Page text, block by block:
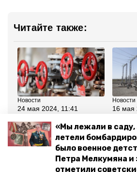
«Мы лежали в саду,
летели
было военное
Петра Мелкумяна и
отметили
Читайте также:
Новости
24 мая 2024, 11:41
подготовят 1,2 тыс. км
теплосетей к осенне-
зимнему периоду
Новости
16 мая
пять
Все новости